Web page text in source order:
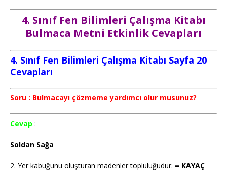
4. Sınıf Fen Bilimleri Çalışma Kitabı
Bulmaca Metni Etkinlik Cevapları
4. Sınıf Fen Bilimleri Çalışma Kitabı Sayfa 20
Cevapları
Soru : Bulmacayı çözmeme yardımcı olur musunuz?
Cevap :
Soldan Sağa
2. Yer kabuğunu oluşturan madenler topluluğudur. = KAYAÇ